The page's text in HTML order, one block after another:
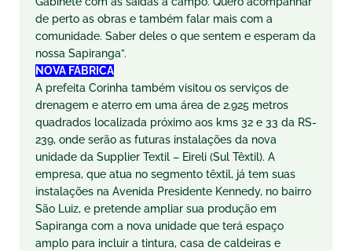
de perto as obras e também falar mais com a
comunidade. Saber deles o que sentem e esperam da
nossa Sapiranga”.
NOVA FÁBRICA
A prefeita Corinha também visitou os serviços de
drenagem e aterro em uma área de 2.925 metros
quadrados localizada próximo aos kms 32 e 33 da RS-
239, onde serão as futuras instalações da nova
unidade da Supplier Textil – Eireli (Sul Têxtil). A
empresa, que atua no segmento têxtil, já tem suas
instalações na Avenida Presidente Kennedy, no bairro
São Luiz, e pretende ampliar sua produção em
Sapiranga com a nova unidade que terá espaço
amplo para incluir a tintura, casa de caldeiras e